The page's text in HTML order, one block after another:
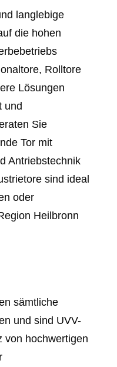
langlebige
die hohen
Rolltore
Lösungen
und
Sie
Tor mit
Antriebstechnik
sind ideal
oder
Heilbronn
sämtliche
und sind UVV-
von hochwertigen